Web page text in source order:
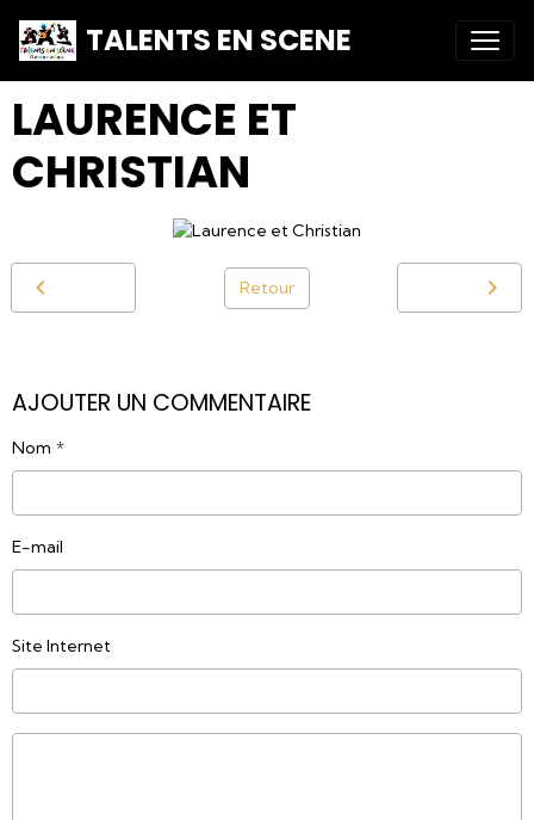
TALENTS EN SCENE
LAURENCE ET
CHRISTIAN
Retour
AJOUTER UN COMMENTAIRE
Nom
E-mail
Site Internet